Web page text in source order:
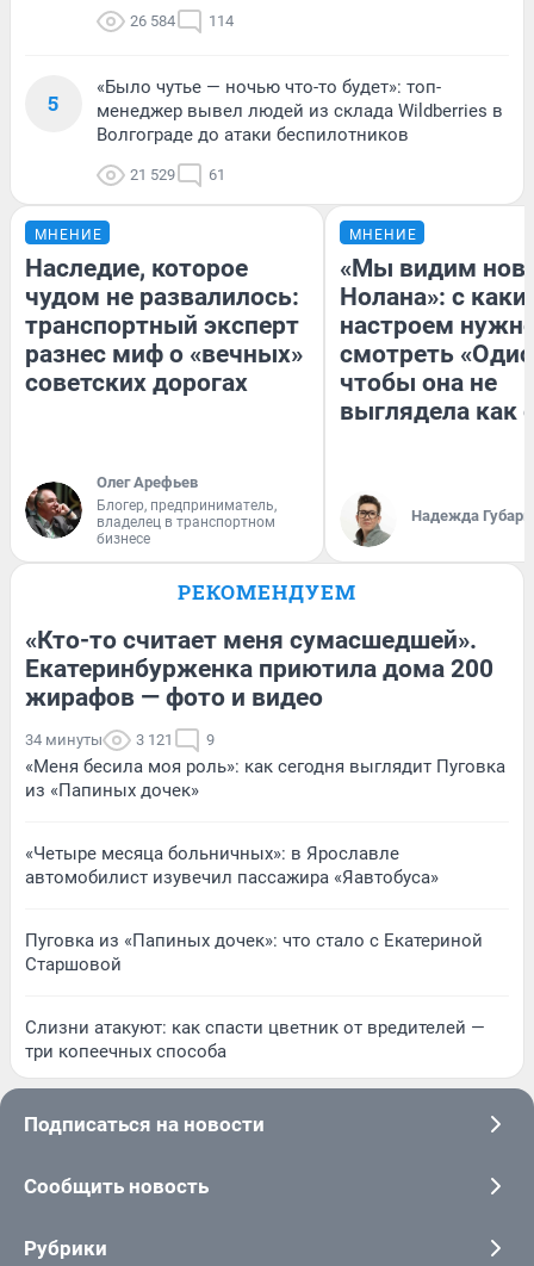
26 584 114
5
«Было чутье — ночью что-то будет»: топ-
менеджер вывел людей из склада Wildberries в
Волгограде до атаки беспилотников
21 529 61
МНЕНИЕ
Наследие, которое
чудом не развалилось:
транспортный эксперт
разнес миф о «вечных»
советских дорогах
Олег Арефьев
Блогер, предприниматель,
владелец в транспортном
бизнесе
МНЕНИЕ
«Мы видим
Нолана»: с
настроем
смотреть
чтобы она не
выглядела как
Надежда Губарь
РЕКОМЕНДУЕМ
«Кто-то считает меня сумасшедшей».
Екатеринбурженка приютила дома 200
жирафов — фото и видео
34 минуты 3 121 9
«Меня бесила моя роль»: как сегодня выглядит Пуговка
из «Папиных дочек»
«Четыре месяца больничных»: в Ярославле
автомобилист изувечил пассажира «Яавтобуса»
Пуговка из «Папиных дочек»: что стало с Екатериной
Старшовой
Слизни атакуют: как спасти цветник от вредителей —
три копеечных способа
Подписаться на новости
Сообщить новость
Рубрики